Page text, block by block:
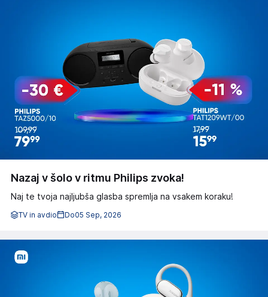
Nazaj v šolo v ritmu Philips zvoka!
Naj te tvoja najljubša glasba spremlja na vsakem koraku!
TV in avdio Do05 Sep, 2026